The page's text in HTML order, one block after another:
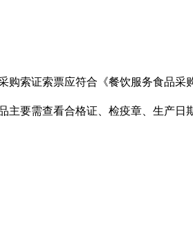
索证索票应符合《餐饮服务食品采
要需查看合格证、检疫章、生产日